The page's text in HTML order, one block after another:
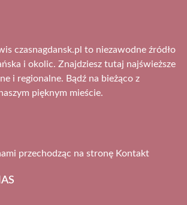
czasnagdansk.pl to niezawodne źródło
i okolic. Znajdziesz tutaj najświeższe
i regionalne. Bądź na bieżąco z
pięknym mieście.
przechodząc na stronę Kontakt